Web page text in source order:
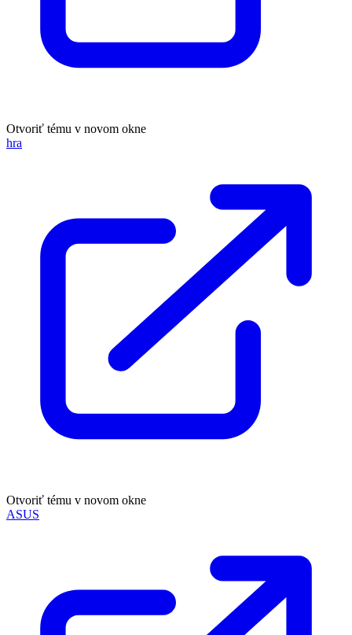
Otvoriť tému v novom okne
hra
Otvoriť tému v novom okne
ASUS